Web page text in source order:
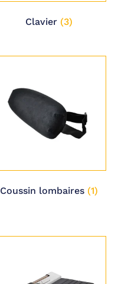
Clavier (3)
Coussin lombaires (1)